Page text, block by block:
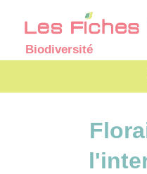
Biodiversité